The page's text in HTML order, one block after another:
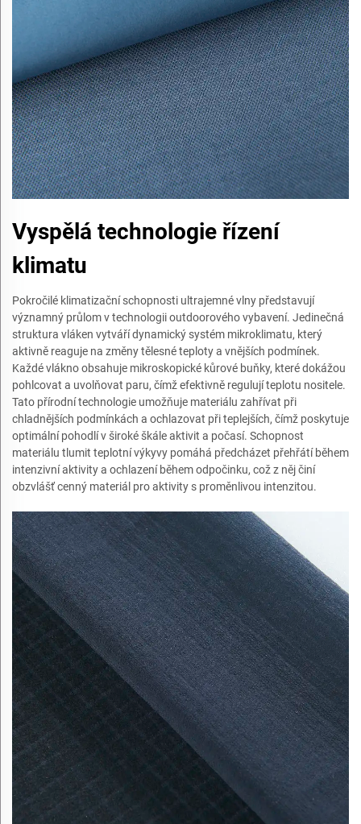
Vyspělá technologie řízení
klimatu
Pokročilé klimatizační schopnosti ultrajemné vlny představují
významný průlom v technologii outdoorového vybavení. Jedinečná
struktura vláken vytváří dynamický systém mikroklimatu, který
aktivně reaguje na změny tělesné teploty a vnějších podmínek.
Každé vlákno obsahuje mikroskopické kůrové buňky, které dokážou
pohlcovat a uvolňovat paru, čímž efektivně regulují teplotu nositele.
Tato přírodní technologie umožňuje materiálu zahřívat při
chladnějších podmínkách a ochlazovat při teplejších, čímž poskytuje
optimální pohodlí v široké škále aktivit a počasí. Schopnost
materiálu tlumit teplotní výkyvy pomáhá předcházet přehřátí během
intenzivní aktivity a ochlazení během odpočinku, což z něj činí
obzvlášť cenný materiál pro aktivity s proměnlivou intenzitou.